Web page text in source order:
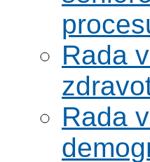
Rada
Rada